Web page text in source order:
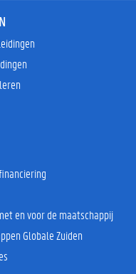
en voor de maatschappij
Globale Zuiden